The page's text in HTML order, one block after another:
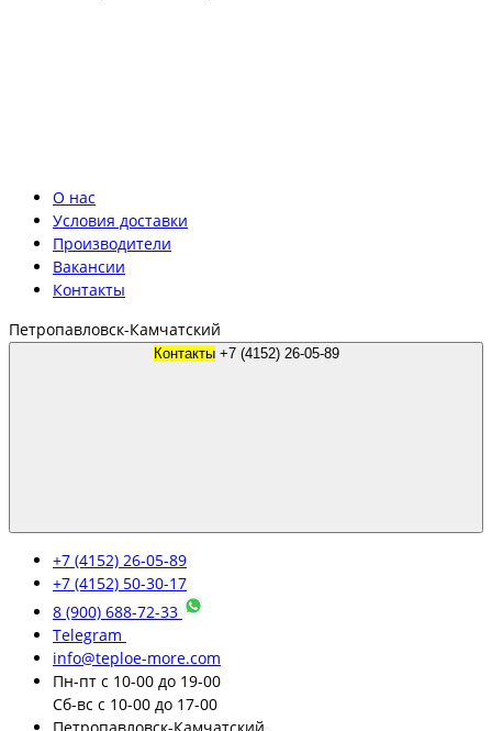
О нас
Условия доставки
Производители
Вакансии
Контакты
Петропавловск-Камчатский
Контакты +7 (4152) 26-05-89
+7 (4152) 26-05-89
+7 (4152) 50-30-17
8 (900) 688-72-33
Telegram
info@teploe-more.com
Пн-пт с 10-00 до 19-00
Сб-вс с 10-00 до 17-00